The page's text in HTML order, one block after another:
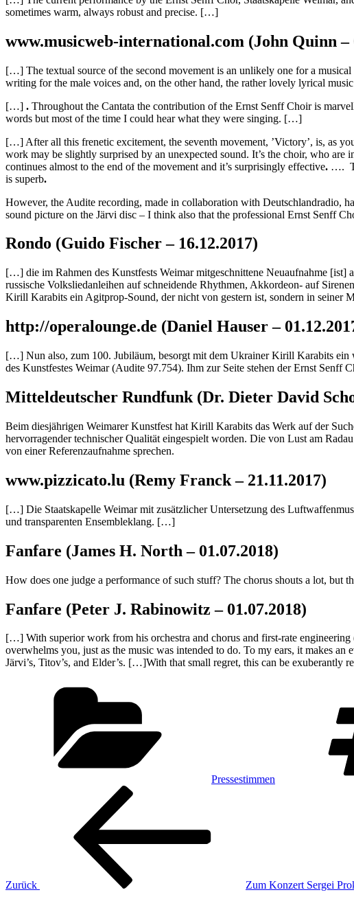
sometimes warm, always robust and precise. […]
www.musicweb-international.com (John Quinn –
[…] The textual source of the second movement is an unlikely one for a musical
writing for the male voices and, on the other hand, the rather lovely lyrical
[…] . Throughout the Cantata the contribution of the Ernst Senff Choir is
words but most of the time I could hear what they were singing. […]
[…] After all this frenetic excitement, the seventh movement, ’Victory’, is, as
work may be slightly surprised by an unexpected sound. It’s the choir, who are
continues almost to the end of the movement and it’s surprisingly effective. ….
is superb.
However, the Audite recording, made in collaboration with Deutschlandradio,
sound picture on the Järvi disc – I think also that the professional Ernst Senff
Rondo (Guido Fischer – 16.12.2017)
[…] die im Rahmen des Kunstfests Weimar mitgeschnittene Neuaufnahme [ist]
russische Volksliedanleihen auf schneidende Rhythmen, Akkordeon- auf
Kirill Karabits ein Agitprop-Sound, der nicht von gestern ist, sondern in seiner
http://operalounge.de (Daniel Hauser –
[…] Nun also, zum 100. Jubiläum, besorgt mit dem Ukrainer Kirill Karabits ein
des Kunstfestes Weimar (Audite 97.754). Ihm zur Seite stehen der Ernst
Mitteldeutscher Rundfunk (Dr. Dieter David
Beim diesjährigen Weimarer Kunstfest hat Kirill Karabits das Werk auf der
hervorragender technischer Qualität eingespielt worden. Die von Lust am
von einer Referenzaufnahme sprechen.
www.pizzicato.lu (Remy Franck – 21.11.2017)
[…] Die Staatskapelle Weimar mit zusätzlicher Untersetzung des
und transparenten Ensembleklang. […]
Fanfare (James H. North – 01.07.2018)
How does one judge a performance of such stuff? The chorus shouts a lot, but
Fanfare (Peter J. Rabinowitz – 01.07.2018)
[…] With superior work from his orchestra and chorus and first-rate
overwhelms you, just as the music was intended to do. To my ears, it makes
Järvi’s, Titov’s, and Elder’s. […]With that small regret, this can be exuberantly
Pressestimmen
Beitragsnavigation
Zurück
Zum Konzert Sergei